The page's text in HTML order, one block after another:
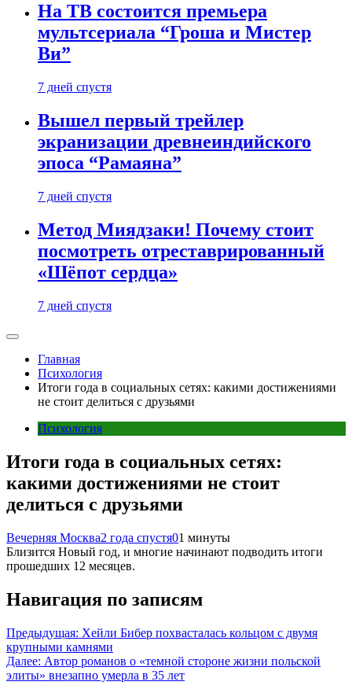
На ТВ состоится премьера
мультсериала “Гроша и Мистер
Ви”
7 дней спустя
Вышел первый трейлер
экранизации древнеиндийского
эпоса “Рамаяна”
7 дней спустя
Метод Миядзаки! Почему стоит
посмотреть отреставрированный
«Шёпот сердца»
7 дней спустя
Главная
Психология
Итоги года в социальных сетях: какими достижениями
не стоит делиться с друзьями
Психология
Итоги года в социальных сетях:
какими достижениями не стоит
делиться с друзьями
Вечерняя Москва2 года спустя01 минуты
Близится Новый год, и многие начинают подводить итоги
прошедших 12 месяцев.
Навигация по записям
Предыдущая: Хейли Бибер похвасталась кольцом с двумя
крупными камнями
Далее: Автор романов о «темной стороне жизни польской
элиты» внезапно умерла в 35 лет